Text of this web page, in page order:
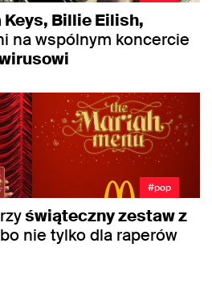
Billie Eilish,
na wspólnym koncercie
#pop
świąteczny zestaw z
nie tylko dla raperów